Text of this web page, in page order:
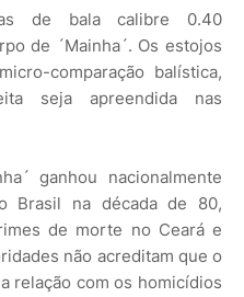
de bala calibre 0.40
de ´Mainha´. Os estojos
comparação balística,
seja apreendida nas
ganhou nacionalmente
Brasil na década de 80,
de morte no Ceará e
não acreditam que o
relação com os homicídios